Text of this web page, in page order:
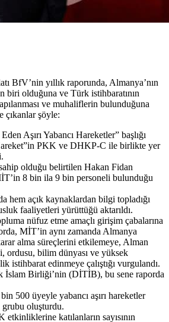
BfV’nin yıllık raporunda, Almanya’nın
biri olduğuna ve Türk istihbaratının
ve muhaliflerin bulunduğuna
çıkanlar şöyle:
Aşırı Yabancı Hareketler” başlığı
PKK ve DHKP-C ile birlikte yer
olduğu belirtilen Hakan Fidan
8 bin ila 9 bin personeli bulunduğu
hem açık kaynaklardan bilgi topladığı
faaliyetleri yürüttüğü aktarıldı.
nüfuz etme amaçlı girişim çabalarına
MİT’in aynı zamanda Almanya
alma süreçlerini etkilemeye, Alman
ordusu, bilim dünyası ve yüksek
istihbarat edinmeye çalıştığı vurgulandı.
İslam Birliği’nin (DİTİB), bu sene raporda
500 üyeyle yabancı aşırı hareketler
grubu oluşturdu.
katılanların sayısının